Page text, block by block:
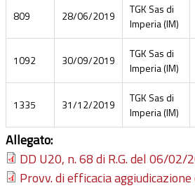
809 28/06/2019
TGK Sas di
Imperia (IM)
1092 30/09/2019
TGK Sas di
Imperia (IM)
1335 31/12/2019
TGK Sas di
Imperia (IM)
Allegato:
DD U20, n. 68 di R.G. del 06/02/
Provv. di efficacia